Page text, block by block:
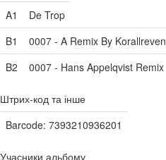
A1 De Trop
B1
0007 - A Remix By Korallreven
B2
0007 - Hans Appelqvist Remix
Штрих-код та інше
Barcode: 7393210936201
Учасники альбому